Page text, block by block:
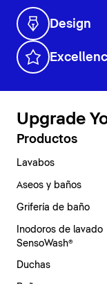
Design
Upgrade
Productos
Lavabos
Aseos y baños
Grifería de baño
Inodoros de lavado
SensoWash®
Duchas